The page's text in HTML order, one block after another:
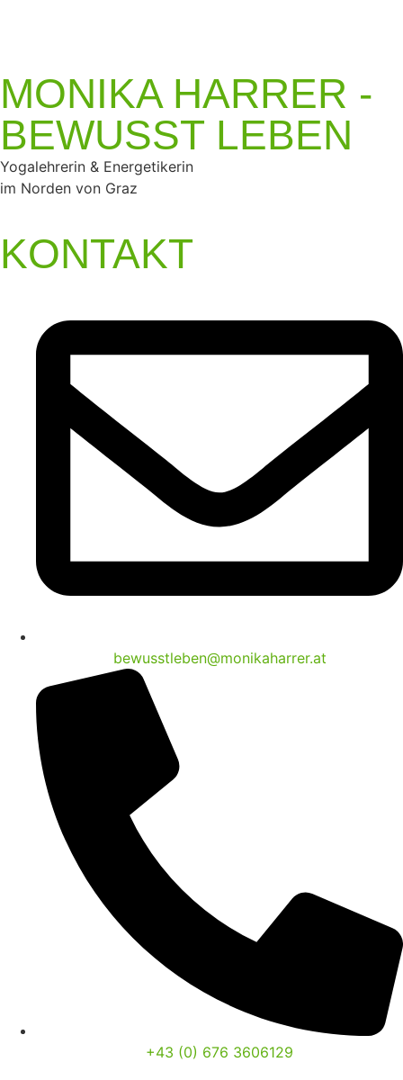
MONIKA HARRER -
BEWUSST LEBEN
Yogalehrerin & Energetikerin
im Norden von Graz
KONTAKT
bewusstleben@monikaharrer.at
+43 (0) 676 3606129